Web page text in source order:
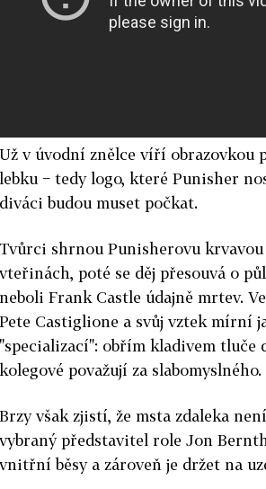
Už v úvodní znělce víří obrazovkou
lebku − tedy logo, které Punisher
diváci budou muset počkat.
Tvůrci shrnou Punisherovu
vteřinách, poté se děj přesouvá o
neboli Frank Castle údajně mrtev.
Pete Castiglione a svůj vztek mírní
"specializací": obřím kladivem tluče
kolegové považují za slabomyslného.
Brzy však zjistí, že msta zdaleka
vybraný představitel role Jon
vnitřní běsy a zároveň je držet na